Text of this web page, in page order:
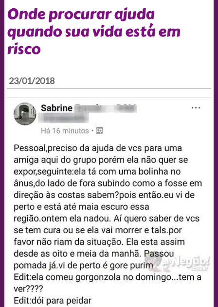
Onde procurar ajuda
quando sua vida está em
risco
23/01/2018